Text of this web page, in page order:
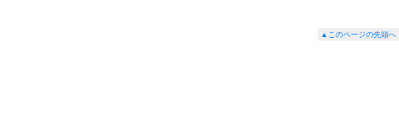
▲このページの先頭へ